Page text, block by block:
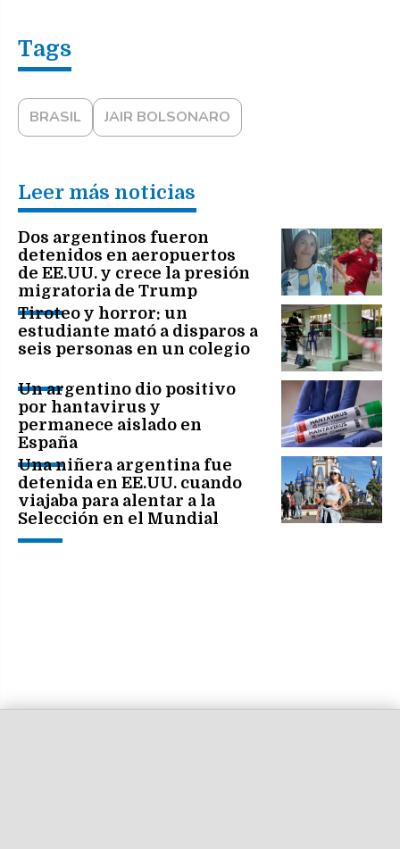
BRASIL JAIR BOLSONARO
Leer más noticias
Dos argentinos fueron
detenidos en aeropuertos
de EE.UU. y crece la presión
migratoria de Trump
Tiroteo y horror: un
estudiante mató a disparos a
seis personas en un colegio
Un argentino dio positivo
por hantavirus y
permanece aislado en
España
Una niñera argentina fue
detenida en EE.UU. cuando
viajaba para alentar a la
Selección en el Mundial